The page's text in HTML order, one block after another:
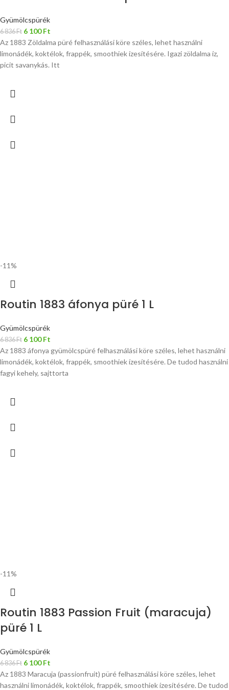
Gyümölcspürék
6 836Ft 6 100Ft
Az 1883 Zöldalma püré felhasználási köre széles, lehet használni
limonádék, koktélok, frappék, smoothiek ízesítésére. Igazi zöldalma íz,
picit savanykás. Itt
-11%
Routin 1883 áfonya püré 1 L
Gyümölcspürék
6 836Ft 6 100Ft
Az 1883 áfonya gyümölcspüré felhasználási köre széles, lehet használni
limonádék, koktélok, frappék, smoothiek ízesítésére. De tudod használni
fagyi kehely, sajttorta
-11%
Routin 1883 Passion Fruit (maracuja)
püré 1 L
Gyümölcspürék
6 836Ft 6 100Ft
Az 1883 Maracuja (passionfruit) püré felhasználási köre széles, lehet
használni limonádék, koktélok, frappék, smoothiek ízesítésére. De tudod